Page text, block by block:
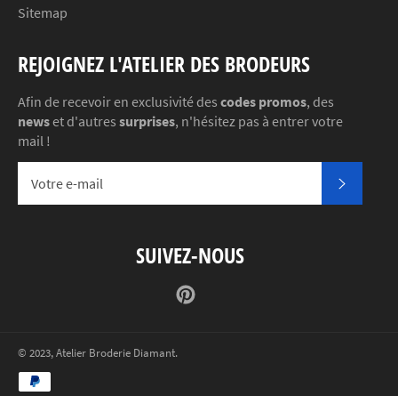
Sitemap
REJOIGNEZ L'ATELIER DES BRODEURS
Afin de recevoir en exclusivité des codes promos, des
newset d'autres surprises, n'hésitez pas à entrer votre
mail !
SUIVEZ-NOUS
© 2023,Atelier Broderie Diamant.
Méthodes
de